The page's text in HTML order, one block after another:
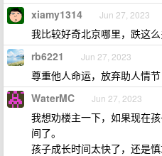
xiamy1314 Jun 27, 2023
我比较好奇北京哪里，跌这么
rb6221 Jun 27, 2023
尊重他人命运，放弃助人情节
WaterMC Jun 27, 2023
我想劝楼主一下，如果现在
间了。
孩子成长时间太快了，还是